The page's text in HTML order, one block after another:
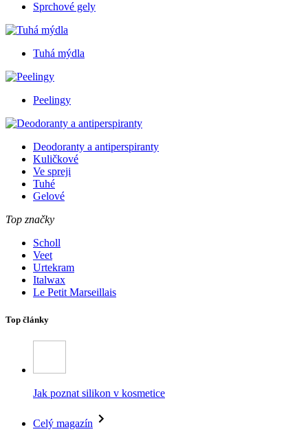
Sprchové gely
Tuhá mýdla
Peelingy
Deodoranty a antiperspiranty
Kuličkové
Ve spreji
Tuhé
Gelové
Top značky
Scholl
Veet
Urtekram
Italwax
Le Petit Marseillais
Top články
Jak poznat silikon v kosmetice
Celý magazín